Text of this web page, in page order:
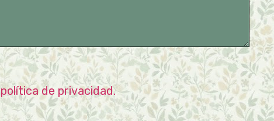
política de privacidad.